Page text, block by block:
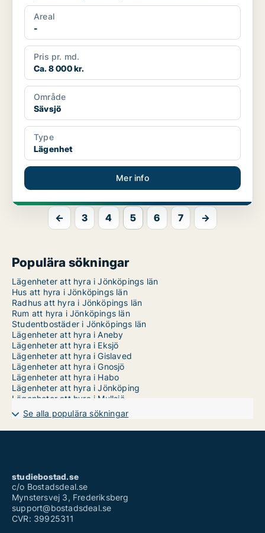
Areal
-
Pris pr. md.
Ca. 8 000 kr.
Område
Sävsjö
Type
Lägenhet
Mer info
← 3 4 5 6 7 →
Populära sökningar
Lägenheter att hyra i Jönköpings län
Hus att hyra i Jönköpings län
Radhus att hyra i Jönköpings län
Rum att hyra i Jönköpings län
Studentbostäder i Jönköpings län
Lägenheter att hyra i Aneby
Lägenheter att hyra i Eksjö
Lägenheter att hyra i Gislaved
Lägenheter att hyra i Gnosjö
Lägenheter att hyra i Habo
Lägenheter att hyra i Jönköping
Lägenheter att hyra i Mullsjö
Lägenheter att hyra i Nässjö
Lägenheter att hyra i Sävsjö
Lägenheter att hyra i Tranås
Se alla populära sökningar
studiebostad.se
c/o Bostadsdeal.se
Mynstersvej 3, Frederiksberg
support@bostadsdeal.se
CVR: 39925311